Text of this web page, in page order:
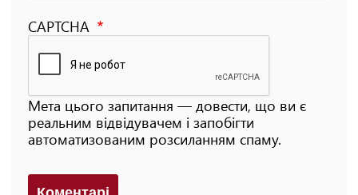
CAPTCHA
Мета цього запитання — довести, що ви є
реальним відвідувачем і запобігти
автоматизованим розсиланням спаму.